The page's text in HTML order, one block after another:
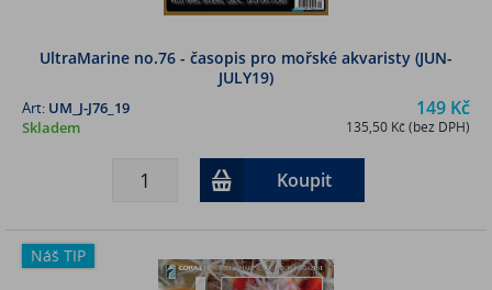
UltraMarine no.76 - časopis pro mořské akvaristy (JUN-
JULY19)
149 Kč
135,50 Kč (bez DPH)
Art: UM_J-J76_19
Skladem
Koupit
Náš TIP